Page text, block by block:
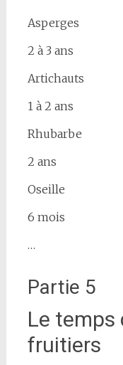
Asperges
2 à 3 ans
Artichauts
1 à 2 ans
Rhubarbe
2 ans
Oseille
6 mois
…
Partie 5
Le temps
fruitiers